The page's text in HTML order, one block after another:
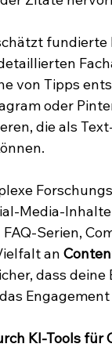
fundierte
von Tipps
oder
die als
Media-
Serien,
an
dass
KI-Tools für